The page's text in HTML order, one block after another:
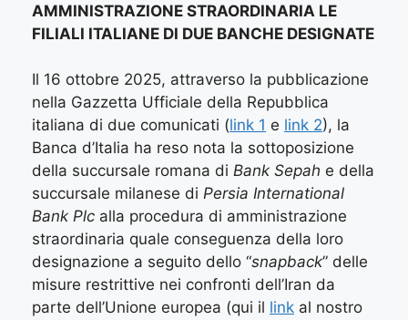
AMMINISTRAZIONE STRAORDINARIA LE
FILIALI ITALIANE DI DUE BANCHE DESIGNATE
Il 16 ottobre 2025, attraverso la pubblicazione
nella Gazzetta Ufficiale della Repubblica
italiana di due comunicati (link 1 e link 2), la
Banca d’Italia ha reso nota la sottoposizione
della succursale romana di Bank Sepah e della
succursale milanese di Persia International
Bank Plc alla procedura di amministrazione
straordinaria quale conseguenza della loro
designazione a seguito dello “snapback” delle
misure restrittive nei confronti dell’Iran da
parte dell’Unione europea (qui il link al nostro